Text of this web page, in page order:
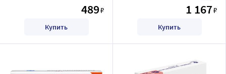
489₽
Купить
1 167₽
Купить